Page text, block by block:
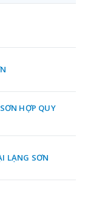
HỢP QUY
LẠNG SƠN